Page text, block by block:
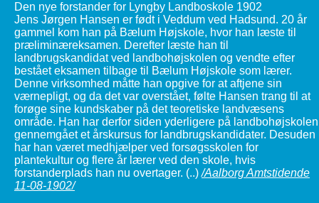
Den nye forstander for Lyngby Landboskole 1902
Jens Jørgen Hansen er født i Veddum ved Hadsund. 20 år
gammel kom han på Bælum Højskole, hvor han læste til
præliminæreksamen. Derefter læste han til
landbrugskandidat ved landbohøjskolen og vendte efter
bestået eksamen tilbage til Bælum Højskole som lærer.
Denne virksomhed måtte han opgive for at aftjene sin
værnepligt, og da det var overstået, følte Hansen trang til at
forøge sine kundskaber på det teoretiske landvæsens
område. Han har derfor siden yderligere på landbohøjskolen
gennemgået et årskursus for landbrugskandidater. Desuden
har han været medhjælper ved forsøgsskolen for
plantekultur og flere år lærer ved den skole, hvis
forstanderplads han nu overtager. (..)/Aalborg Amtstidende
11-08-1902/